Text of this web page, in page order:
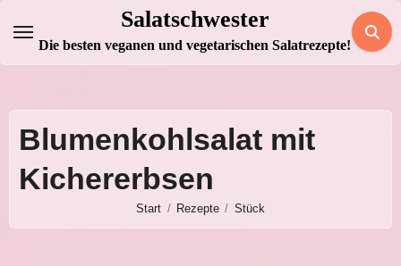
Inhalt
springen
Salatschwester
Die besten veganen und vegetarischen Salatrezepte!
Blumenkohlsalat mit
Kichererbsen
Start Rezepte Stück